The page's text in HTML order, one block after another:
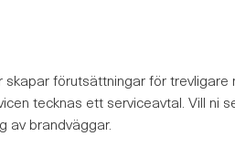
förutsättningar för
tecknas ett serviceavtal. Vill
av brandväggar.